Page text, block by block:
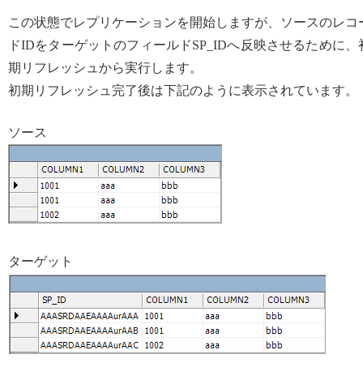
この状態でレプリケーションを開始しますが、ソースのレコ
ドIDをターゲットのフィールドSP_IDへ反映させるために、
期リフレッシュから実行します。
初期リフレッシュ完了後は下記のように表示されています。
ソース
ターゲット